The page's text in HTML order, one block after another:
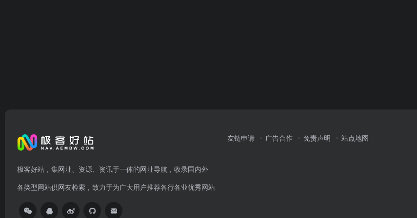
极客好站，集网址、资源、资讯于一体的网址导航，收录国内外
各类型网站供网友检索，致力于为广大用户推荐各行各业优秀网站
友链申请 广告合作 免责声明 站点地图